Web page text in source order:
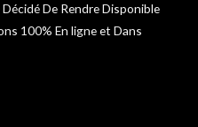
De Rendre Disponible
100% En ligne et Dans